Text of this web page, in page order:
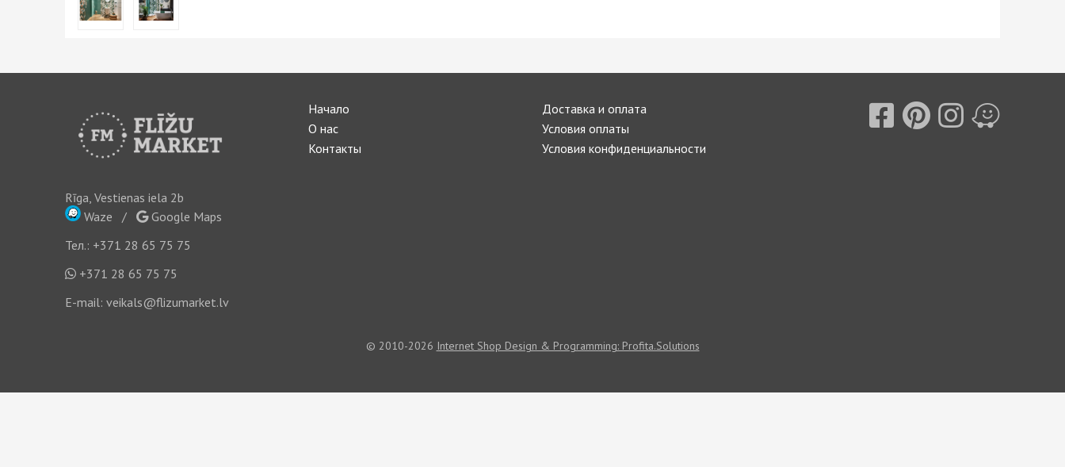
Rīga, Vestienas iela 2b
Waze /
Google Maps
Тел.: +371 28 65 75 75
+371 28 65 75 75
E-mail: veikals@flizumarket.lv
Начало
О нас
Контакты
Доставка и оплата
Условия оплаты
Условия конфиденциальности
© 2010-2026 Internet Shop Design & Programming: Profita.Solutions